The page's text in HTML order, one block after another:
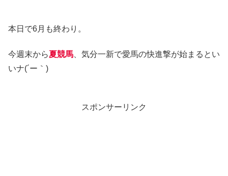
本日で6月も終わり。
今週末から夏競馬、気分一新で愛馬の快進撃が始まるとい
いナ(´ー｀)
スポンサーリンク